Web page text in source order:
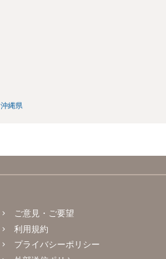
沖縄県
ご意見・ご要望
利用規約
プライバシーポリシー